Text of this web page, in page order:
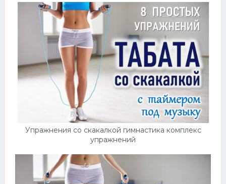
Упражнения со скакалкой гимнастика комплекс
упражнений